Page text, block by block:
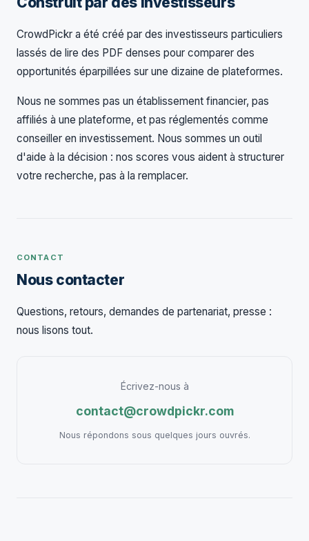
CrowdPickr a été créé par des investisseurs particuliers
lassés de lire des PDF denses pour comparer des
opportunités éparpillées sur une dizaine de plateformes.
Nous ne sommes pas un établissement financier, pas
affiliés à une plateforme, et pas réglementés comme
conseiller en investissement. Nous sommes un outil
d'aide à la décision : nos scores vous aident à structurer
votre recherche, pas à la remplacer.
CONTACT
Nous contacter
Questions, retours, demandes de partenariat, presse :
nous lisons tout.
Écrivez-nous à
contact@crowdpickr.com
Nous répondons sous quelques jours ouvrés.